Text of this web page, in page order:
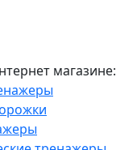
магазине: